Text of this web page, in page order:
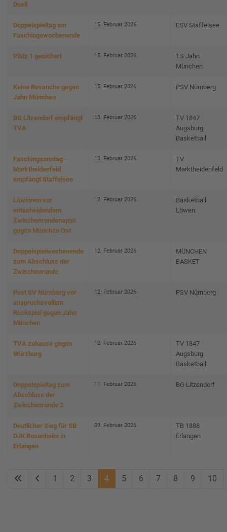
Duell
Doppelspieltag am
Faschingswochenende
15. Februar 2026 ESV Staffelsee
Platz 1 gesichert 15. Februar 2026
TS Jahn
München
Keine Revanche gegen
Jahn München
15. Februar 2026 PSV Nürnberg
BG Litzendorf empfängt
TVA
13. Februar 2026
TV 1847
Augsburg
Basketball
Faschingsonntag -
Marktheidenfeld
empfängt Staffelsee
13. Februar 2026
TV
Marktheidenfeld
Löwinnen vor
entscheidendem
Zwischenrundenspiel
gegen München Ost
12. Februar 2026
Basketball
Löwen
Doppelspielwochenende
zum Abschluss der
Zwischenrunde
12. Februar 2026
MÜNCHEN
BASKET
Post SV Nürnberg vor
anspruchsvollem
Rückspiel gegen Jahn
München
12. Februar 2026 PSV Nürnberg
TVA zuhause gegen
Würzburg
12. Februar 2026
TV 1847
Augsburg
Basketball
Doppelspieltag zum
Abschluss der
Zwischenrunde 2
11. Februar 2026 BG Litzendorf
Deutlicher Sieg für SB
DJK Rosenheim in
Erlangen
09. Februar 2026
TB 1888
Erlangen
Seite 4 von 17
1 2 3 4 5 6 7 8 9 10